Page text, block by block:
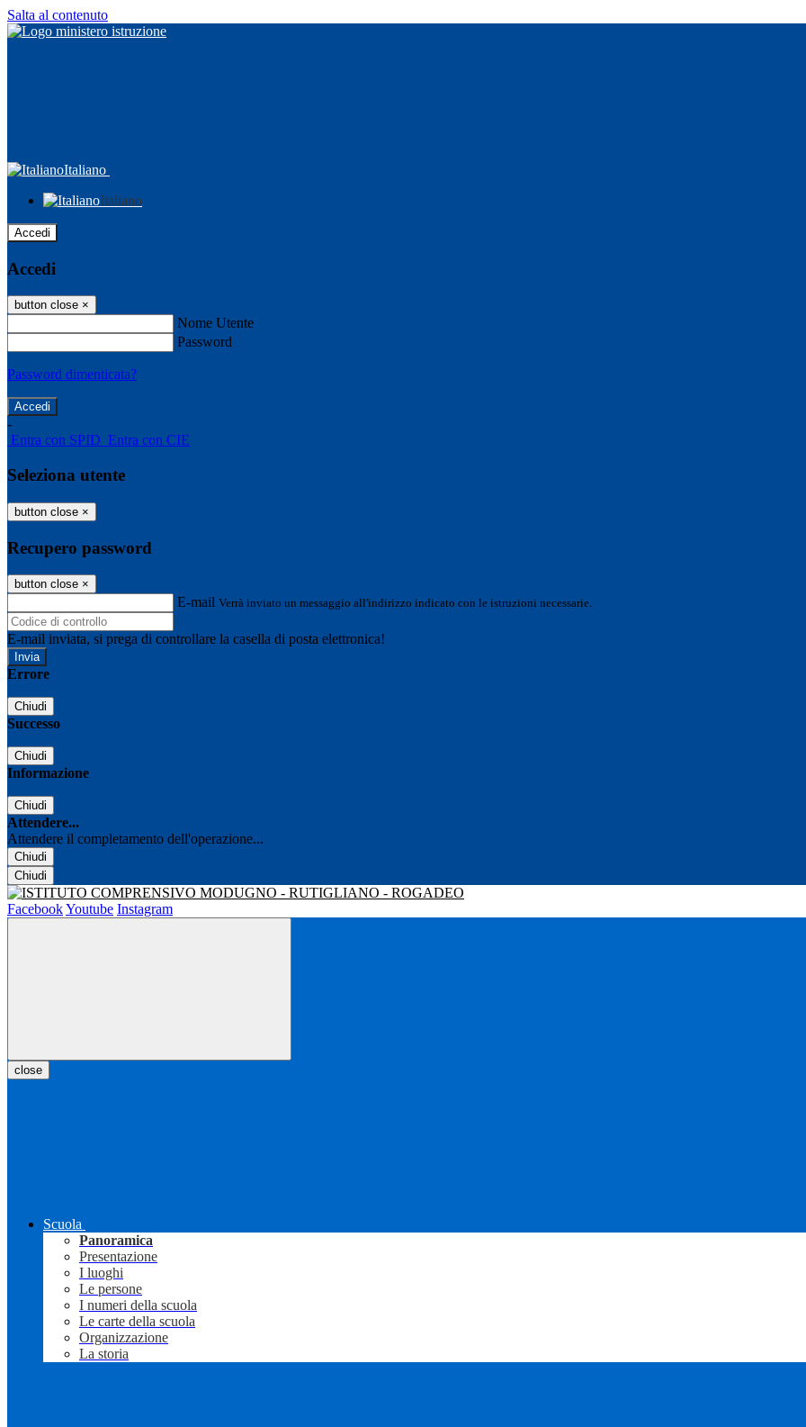
Salta al contenuto
Italiano
Italiano
Accedi
Accedi
button close ×
Nome Utente
Password
Password dimenticata?
-
Entra con SPID Entra con CIE
Seleziona utente
button close ×
Recupero password
button close ×
E-mail Verrà inviato un messaggio all'indirizzo indicato con le istruzioni necessarie.
E-mail inviata, si prega di controllare la casella di posta elettronica!
Errore
Chiudi
Successo
Chiudi
Informazione
Chiudi
Attendere...
Attendere il completamento dell'operazione...
Chiudi
Chiudi
FacebookYoutube Instagram
close
Scuola
Panoramica
Presentazione
I luoghi
Le persone
I numeri della scuola
Le carte della scuola
Organizzazione
La storia